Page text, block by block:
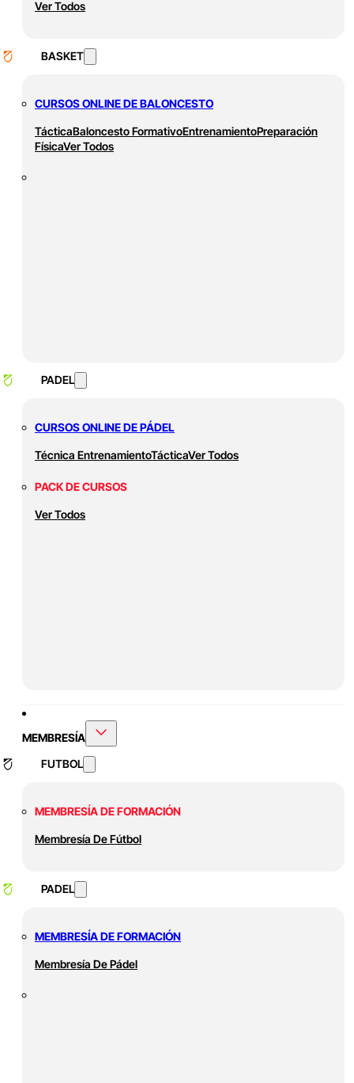
Ver Todos
BASKET
CURSOS ONLINE DE BALONCESTO
TácticaBaloncesto FormativoEntrenamientoPreparación
FísicaVer Todos
PADEL
CURSOS ONLINE DE PÁDEL
Técnica EntrenamientoTácticaVer Todos
PACK DE CURSOS
Ver Todos
MEMBRESÍA
FUTBOL
MEMBRESÍA DE FORMACIÓN
Membresía De Fútbol
PADEL
MEMBRESÍA DE FORMACIÓN
Membresía De Pádel